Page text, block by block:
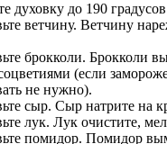
духовку до 190
ветчину. Ветчину
брокколи. Брокколи
(если
не нужно).
сыр. Сыр натрите на
лук. Лук очистите,
помидор. Помидор